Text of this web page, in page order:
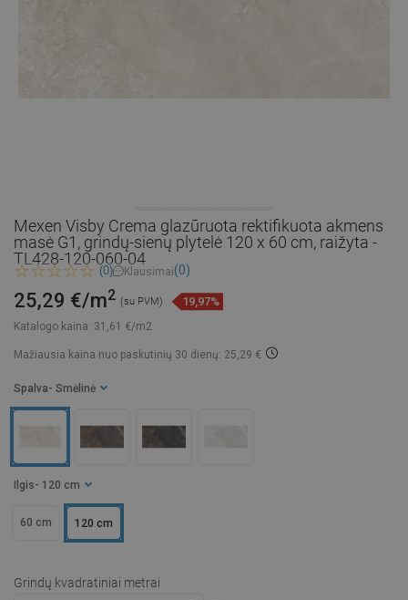
Mexen Visby Crema glazūruota rektifikuota akmens
masė G1, grindų-sienų plytelė 120 x 60 cm, raižyta -
TL428-120-060-04
(0) Klausimai(0)
Katalogo kaina: 31,61 €/m2
25,29 €/m2 (su PVM) 19,97%
Mažiausia kaina nuo paskutinių 30 dienų: 25,29 €
Ilgis - 120 cm
60 cm 120 cm
Spalva - Smėlinė
Grindų kvadratiniai metrai